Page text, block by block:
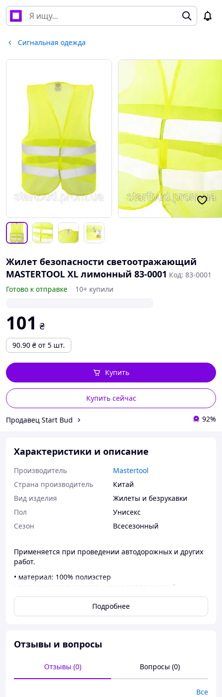
Сигнальная одежда
Жилет безопасности светоотражающий
MASTERTOOL XL лимонный 83-0001 Код: 83-0001
Готово к отправке
10+ купили
101 ₴
90.90 ₴ от 5 шт.
Купить сейчас
Купить
Продавец Start Bud 92%
Характеристики и описание
Производитель
Mastertool
Страна производитель
Китай
Вид изделия
Жилеты и безрукавки
Пол
Унисекс
Сезон
Всесезонный
Применяется при проведении автодорожных и других
работ.
• материал: 100% полиэстер
• повышенная видимость, класс исполнения: 2
Подробнее
Отзывы и вопросы
Отзывы (0) Вопросы (0)
Все